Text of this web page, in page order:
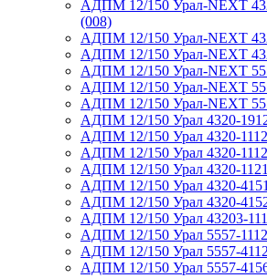
АДПМ 12/150 Урал-NEXT
(008)
АДПМ 12/150 Урал-NEXT
АДПМ 12/150 Урал-NEXT
АДПМ 12/150 Урал-NEXT
АДПМ 12/150 Урал-NEXT
АДПМ 12/150 Урал-NEXT
АДПМ 12/150 Урал 4320-
АДПМ 12/150 Урал 4320-
АДПМ 12/150 Урал 4320-
АДПМ 12/150 Урал 4320-
АДПМ 12/150 Урал 4320-
АДПМ 12/150 Урал 4320-
АДПМ 12/150 Урал 43203-
АДПМ 12/150 Урал 5557-
АДПМ 12/150 Урал 5557-
АДПМ 12/150 Урал 5557-